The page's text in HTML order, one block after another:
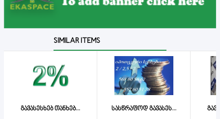
SIMILAR ITEMS
გავასესხებ თანხებ... სასწრაფოდ გავასეს...